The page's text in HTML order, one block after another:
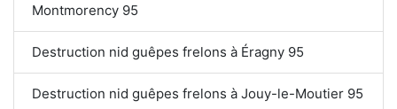
Montmorency 95
Destruction nid guêpes frelons à Éragny 95
Destruction nid guêpes frelons à Jouy-le-Moutier 95